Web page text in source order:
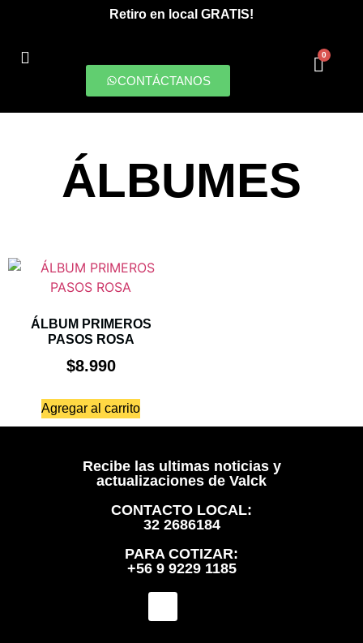
Retiro en local GRATIS!
CONTÁCTANOS
0
ÁLBUMES
ÁLBUM PRIMEROS
PASOS ROSA
$8.990
Agregar al carrito
Recibe las ultimas noticias y
actualizaciones de Valck
CONTACTO LOCAL:
32 2686184
PARA COTIZAR:
+56 9 9229 1185